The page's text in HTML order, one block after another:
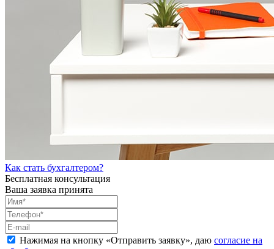
Как стать бухгалтером?
Бесплатная консультация
Ваша заявка принята
Нажимая на кнопку «Отправить заявку», даю согласие на